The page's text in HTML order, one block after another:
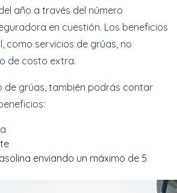
año a través del número
en cuestión. Los beneficios
como servicios de grúas, no
de costo extra.
de grúas, también podrás contar
enviando un máximo de 5